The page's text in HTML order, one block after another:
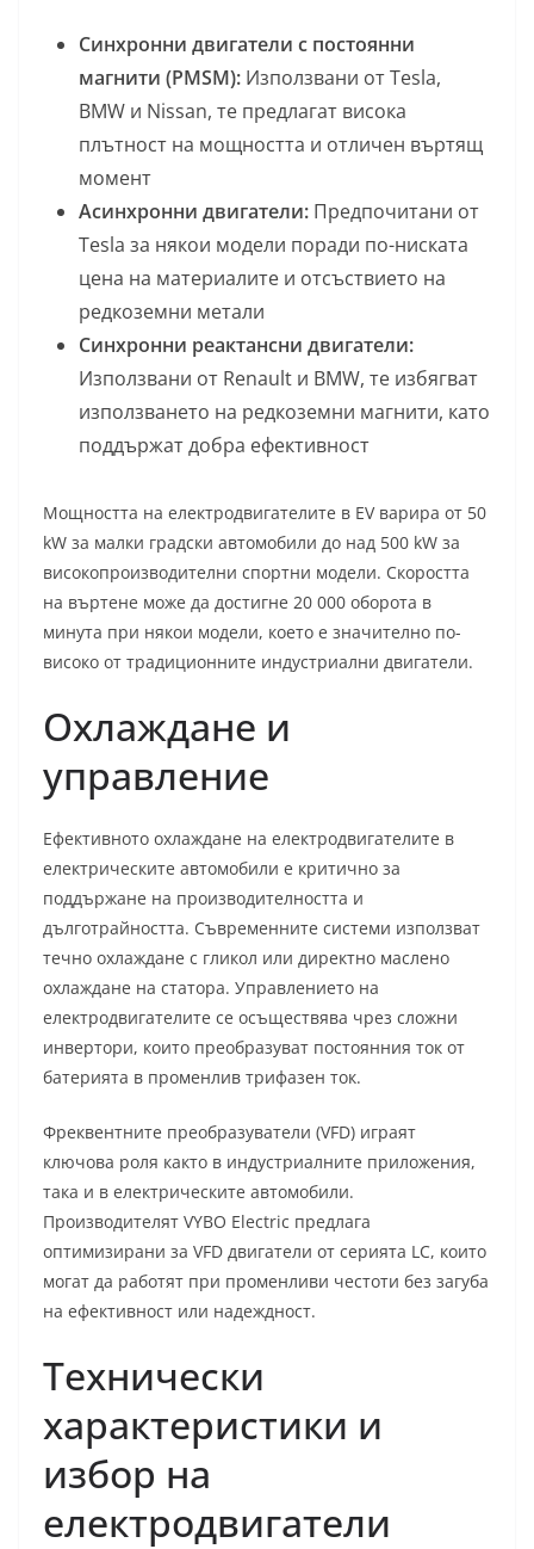
Синхронни двигатели с постоянни
магнити (PMSM): Използвани от Tesla,
BMW и Nissan, те предлагат висока
плътност на мощността и отличен въртящ
момент
Асинхронни двигатели: Предпочитани от
Tesla за някои модели поради по-ниската
цена на материалите и отсъствието на
редкоземни метали
Синхронни реактансни двигатели:
Използвани от Renault и BMW, те избягват
използването на редкоземни магнити, като
поддържат добра ефективност
Мощността на електродвигателите в EV варира от 50
kW за малки градски автомобили до над 500 kW за
високопроизводителни спортни модели. Скоростта
на въртене може да достигне 20 000 оборота в
минута при някои модели, което е значително по-
високо от традиционните индустриални двигатели.
Охлаждане и
управление
Ефективното охлаждане на електродвигателите в
електрическите автомобили е критично за
поддържане на производителността и
дълготрайността. Съвременните системи използват
течно охлаждане с гликол или директно маслено
охлаждане на статора. Управлението на
електродвигателите се осъществява чрез сложни
инвертори, които преобразуват постоянния ток от
батерията в променлив трифазен ток.
Фреквентните преобразуватели (VFD) играят
ключова роля както в индустриалните приложения,
така и в електрическите автомобили.
Производителят VYBO Electric предлага
оптимизирани за VFD двигатели от серията LC, които
могат да работят при променливи честоти без загуба
на ефективност или надеждност.
Технически
характеристики и
избор на
електродвигатели